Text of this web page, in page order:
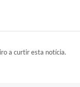
a curtir esta notícia.